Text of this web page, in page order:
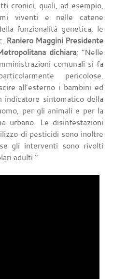
cronici, quali, ad esempio,
viventi e nelle catene
funzionalità genetica, le
Raniero Maggini Presidente
dichiara; “Nelle
comunali si fa
pericolose.
all’esterno i bambini ed
indicatore sintomatico della
per gli animali e per la
urbano. Le disinfestazioni
di pesticidi sono inoltre
gli interventi sono rivolti
adulti “